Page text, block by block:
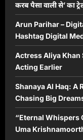
करब पैसा वाली से’ का
Arun Parihar –
Hashtag Digital
Actress Aliya Khan
Acting Earlier
Shanaya Al Haq: A
Chasing Big
“Eternal Whispers
Uma